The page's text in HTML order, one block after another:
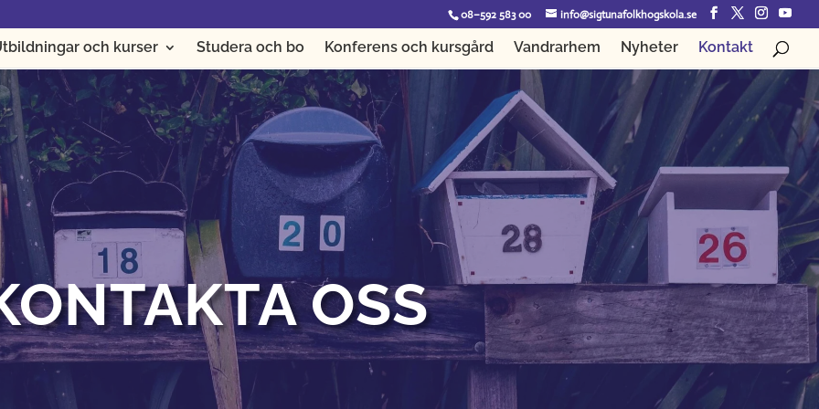
08–592 583 00 info@sigtunafolkhogskola.se
och kurser Studera och bo Konferens och kursgård Vandrarhem Nyheter Kontakt
OSS